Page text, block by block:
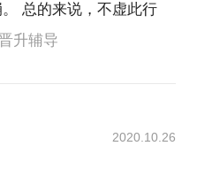
总的来说，不虚此行
升辅导
2020.10.26